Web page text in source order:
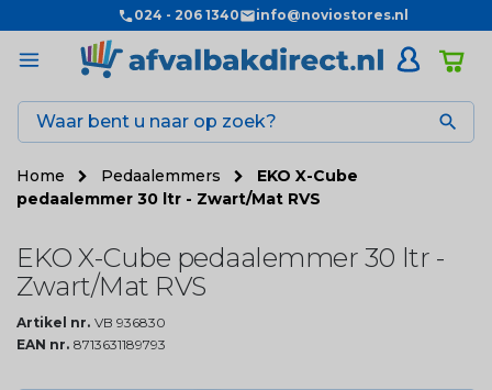
024 - 206 1340 info@noviostores.nl

Home Pedaalemmers
EKO X-Cube
pedaalemmer 30 ltr - Zwart/Mat RVS
EKO X-Cube pedaalemmer 30 ltr -
Zwart/Mat RVS
Artikel nr. VB 936830
EAN nr. 8713631189793